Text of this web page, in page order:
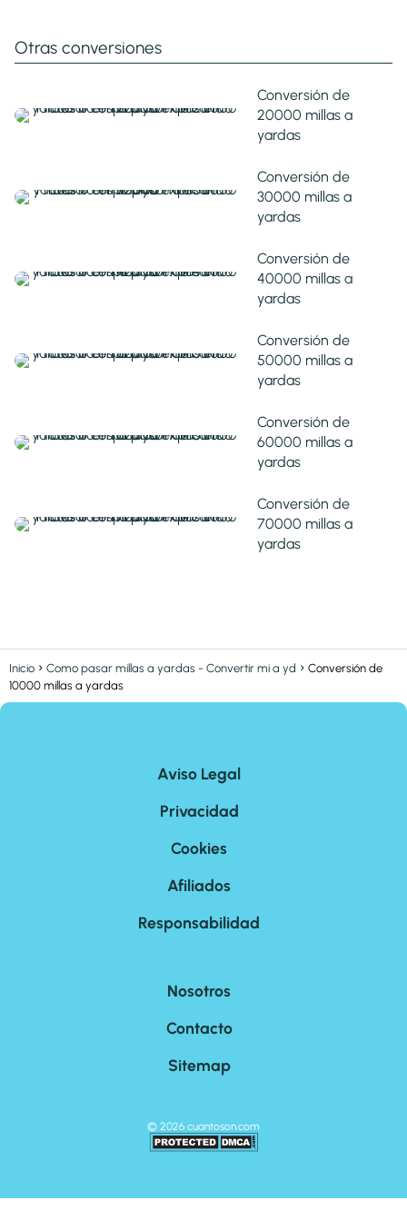
Otras conversiones
Conversión de
20000 millas a
yardas
Conversión de
30000 millas a
yardas
Conversión de
40000 millas a
yardas
Conversión de
50000 millas a
yardas
Conversión de
60000 millas a
yardas
Conversión de
70000 millas a
yardas
Inicio Como pasar millas a yardas - Convertir mi a yd
Conversión de
10000 millas a yardas
Aviso Legal
Privacidad
Cookies
Afiliados
Responsabilidad
Nosotros
Contacto
Sitemap
© 2026 cuantoson.com